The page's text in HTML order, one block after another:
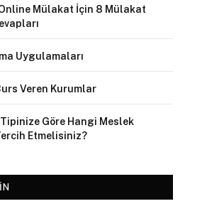
Online Mülakat İçin 8 Mülakat
Uygulamaları
Veren Kurumlar
Göre Hangi Meslek
Etmelisiniz?